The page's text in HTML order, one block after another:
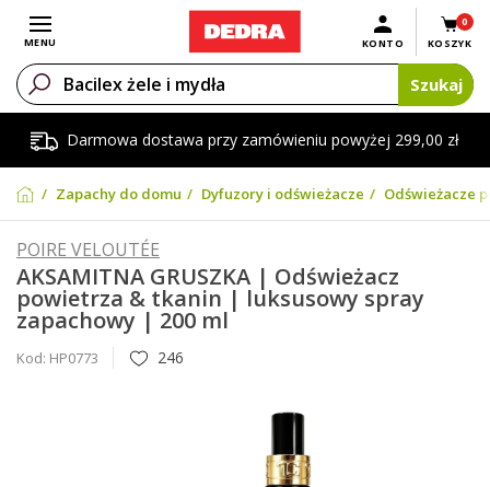
Darmowa dostawa przy zamówieniu powyżej 299,00 zł
Otwórz menu
MENU
0
KOSZYK
KONTO
Szukaj
Zapachy do domu Dyfuzory i odświeżacze Odświeżacze
POIRE VELOUTÉE
AKSAMITNA GRUSZKA | Odświeżacz
powietrza & tkanin | luksusowy spray
zapachowy | 200 ml
Kod: HP0773 246